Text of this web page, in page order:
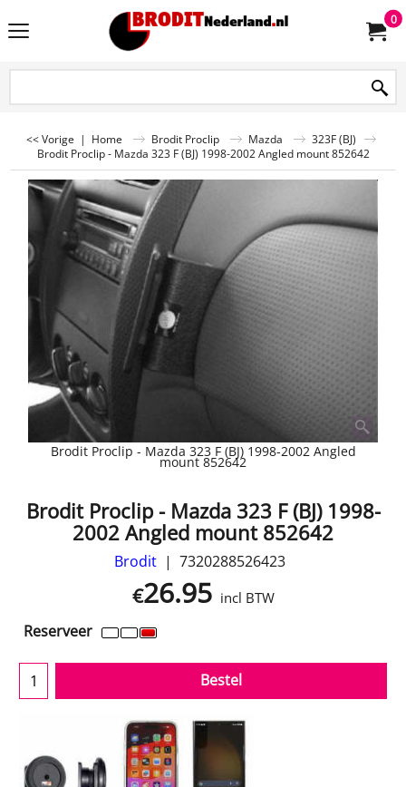
0
<< Vorige | Home Brodit Proclip Mazda
323F (BJ)
Brodit Proclip - Mazda 323 F (BJ) 1998-2002 Angled mount 852642
Brodit Proclip - Mazda 323 F (BJ) 1998-2002 Angled
mount 852642
Brodit Proclip - Mazda 323 F (BJ) 1998-
2002 Angled mount 852642
Brodit 7320288526423
€26.95 incl BTW
Reserveer
Bestel